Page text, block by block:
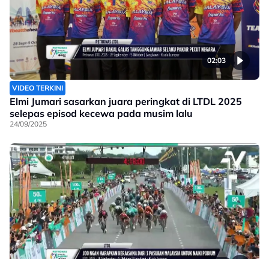
02:03
VIDEO TERKINI
Elmi Jumari sasarkan juara peringkat di LTDL 2025
selepas episod kecewa pada musim lalu
24/09/2025